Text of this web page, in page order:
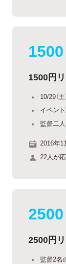
1500
1500円
10/29（
イベン
監督二
2016年
22人が
2500
2500円
監督2名